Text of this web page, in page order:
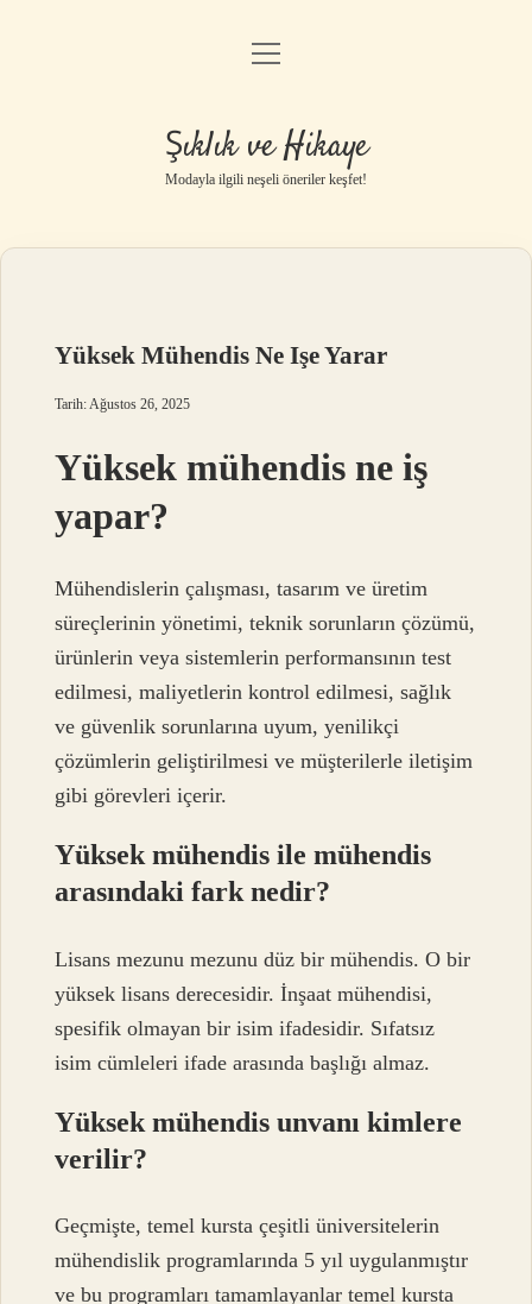
Gizlilik Politikası
Yasal Uyarı
menüyü
Şıklık ve Hikaye
Modayla ilgili neşeli öneriler keşfet!
Yüksek Mühendis Ne Işe Yarar
Tarih: Ağustos 26, 2025
Yüksek mühendis ne iş
yapar?
Mühendislerin çalışması, tasarım ve üretim
süreçlerinin yönetimi, teknik sorunların çözümü,
ürünlerin veya sistemlerin performansının test
edilmesi, maliyetlerin kontrol edilmesi, sağlık
ve güvenlik sorunlarına uyum, yenilikçi
çözümlerin geliştirilmesi ve müşterilerle iletişim
gibi görevleri içerir.
Yüksek mühendis ile mühendis
arasındaki fark nedir?
Lisans mezunu mezunu düz bir mühendis. O bir
yüksek lisans derecesidir. İnşaat mühendisi,
spesifik olmayan bir isim ifadesidir. Sıfatsız
isim cümleleri ifade arasında başlığı almaz.
Yüksek mühendis unvanı kimlere
verilir?
Geçmişte, temel kursta çeşitli üniversitelerin
mühendislik programlarında 5 yıl uygulanmıştır
ve bu programları tamamlayanlar temel kursta